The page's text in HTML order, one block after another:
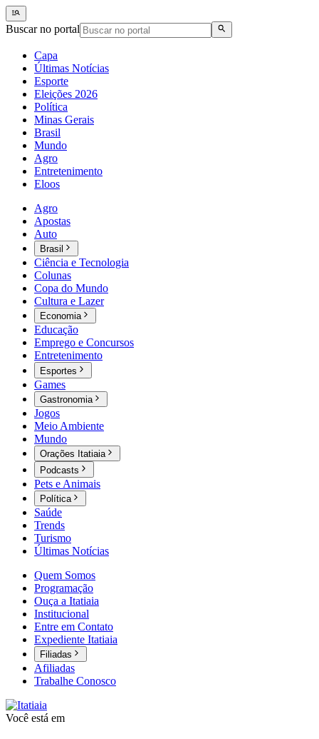
Buscar no portal
Capa
Últimas Notícias
Esporte
Eleições 2026
Política
Minas Gerais
Brasil
Mundo
Agro
Entretenimento
Eloos
Agro
Apostas
Auto
Brasil
Ciência e Tecnologia
Colunas
Copa do Mundo
Cultura e Lazer
Economia
Educação
Emprego e Concursos
Entretenimento
Esportes
Games
Gastronomia
Jogos
Meio Ambiente
Mundo
Orações Itatiaia
Podcasts
Pets e Animais
Política
Saúde
Trends
Turismo
Últimas Notícias
Quem Somos
Programação
Ouça a Itatiaia
Institucional
Entre em Contato
Expediente Itatiaia
Filiadas
Afiliadas
Trabalhe Conosco
Você está em